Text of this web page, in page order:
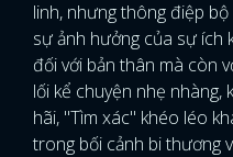
linh, nhưng thông điệp
sự ảnh hưởng của sự ích
đối với bản thân mà còn
lối kể chuyện nhẹ nhàng,
hãi, "Tìm xác" khéo léo
trong bối cảnh bi thương